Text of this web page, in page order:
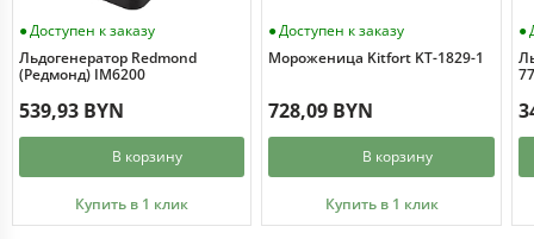
Доступен к заказу
Льдогенератор Redmond
(Редмонд) IM6200
539,93 BYN
В корзину
Купить в 1 клик
Доступен к заказу
Мороженица Kitfort KT-1829-1
728,09 BYN
В корзину
Купить в 1 клик